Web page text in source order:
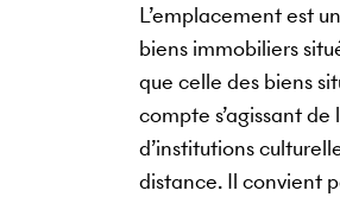
L’emplacement est
biens immobiliers
que celle des biens
compte s’agissant
d’institutions
distance. Il convient